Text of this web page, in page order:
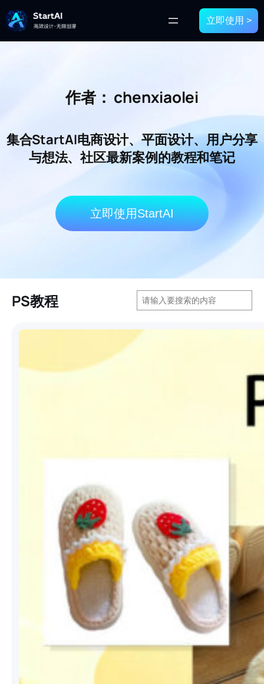
立即使用 >
作者： chenxiaolei
集合StartAI电商设计、平面设计、用户分享
与想法、社区最新案例的教程和笔记
立即使用StartAI
PS教程
搜
索